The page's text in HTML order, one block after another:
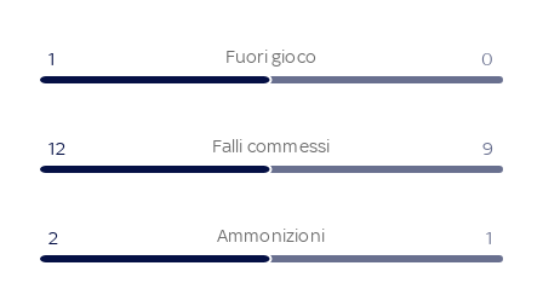
Fuori gioco
1 0
Falli commessi
12 9
Ammonizioni
2 1